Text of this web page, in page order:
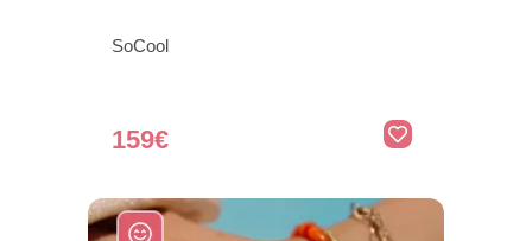
SoCool
159€